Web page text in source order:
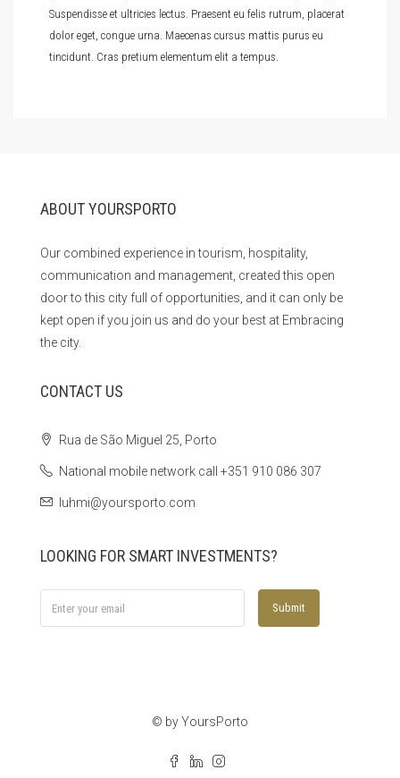
Suspendisse et ultricies lectus. Praesent eu felis rutrum, placerat
dolor eget, congue urna. Maecenas cursus mattis purus eu
tincidunt. Cras pretium elementum elit a tempus.
ABOUT YOURSPORTO
Our combined experience in tourism, hospitality,
communication and management, created this open
door to this city full of opportunities, and it can only be
kept open if you join us and do your best at Embracing
the city.
CONTACT US
Rua de São Miguel 25, Porto
National mobile network call +351 910 086 307
luhmi@yoursporto.com
LOOKING FOR SMART INVESTMENTS?
Submit
© by YoursPorto